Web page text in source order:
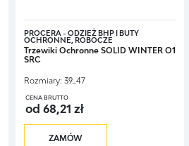
PROCERA - ODZIEŻ BHP I BUTY
OCHRONNE, ROBOCZE
Trzewiki Ochronne SOLID WINTER O1
SRC
Rozmiary: 39...47
CENA BRUTTO
od 68,21 zł
ZAMÓW